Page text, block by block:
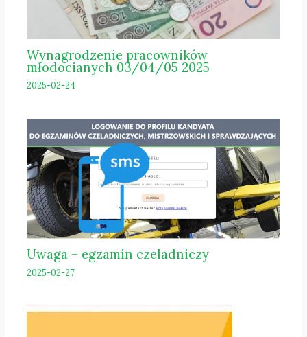
Wynagrodzenie pracowników
młodocianych 03/04/05 2025
2025-02-24
Uwaga – egzamin czeladniczy
2025-02-27